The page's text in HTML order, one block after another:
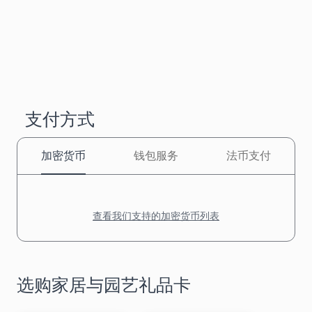
支付方式
加密货币 钱包服务 法币支付
查看我们支持的加密货币列表
选购家居与园艺礼品卡